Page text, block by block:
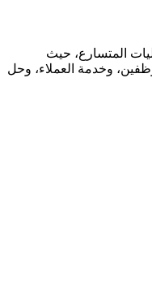
المتسارع، حيث
وخدمة العملاء، وحل